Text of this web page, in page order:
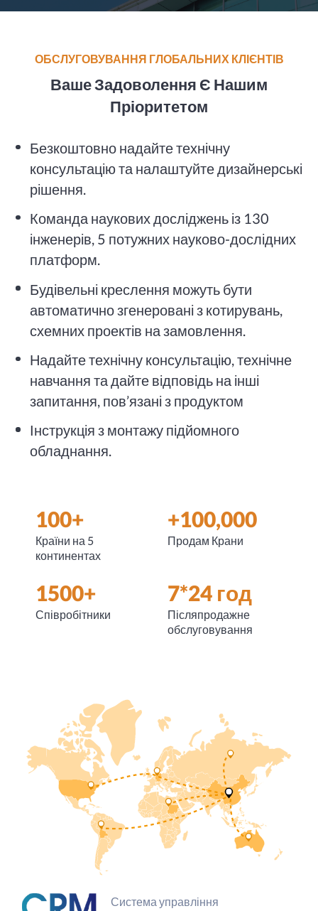
ОБСЛУГОВУВАННЯ ГЛОБАЛЬНИХ КЛІЄНТІВ
Ваше Задоволення Є Нашим
Пріоритетом
Безкоштовно надайте технічну
консультацію та налаштуйте дизайнерські
рішення.
Команда наукових досліджень із 130
інженерів, 5 потужних науково-дослідних
платформ.
Будівельні креслення можуть бути
автоматично згенеровані з котирувань,
схемних проектів на замовлення.
Надайте технічну консультацію, технічне
навчання та дайте відповідь на інші
запитання, пов’язані з продуктом
Інструкція з монтажу підйомного
обладнання.
100+
Країни на 5
континентах
+100,000
Продам Крани
1500+
Співробітники
7*24 год
Післяпродажне
обслуговування
Система управління